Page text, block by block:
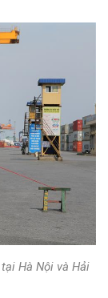
Hà Nội và Hải